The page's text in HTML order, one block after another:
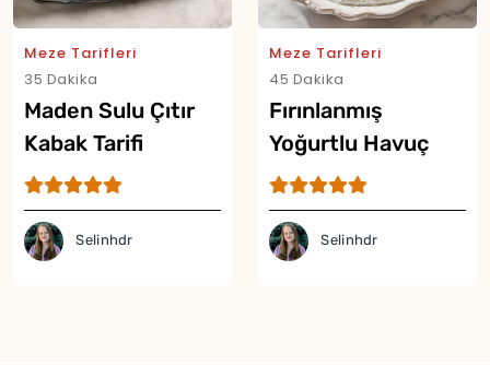
Meze Tarifleri
35 Dakika
Maden Sulu Çıtır
Kabak Tarifi
Selinhdr
Meze Tarifleri
45 Dakika
Fırınlanmış
Yoğurtlu Havuç
Mezesi Tarifi
Selinhdr